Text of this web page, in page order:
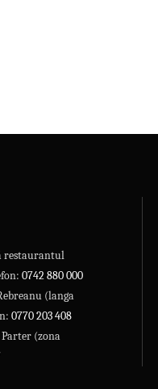
restaurantul
0742 880 000
(langa
0770 203 408
Parter (zona